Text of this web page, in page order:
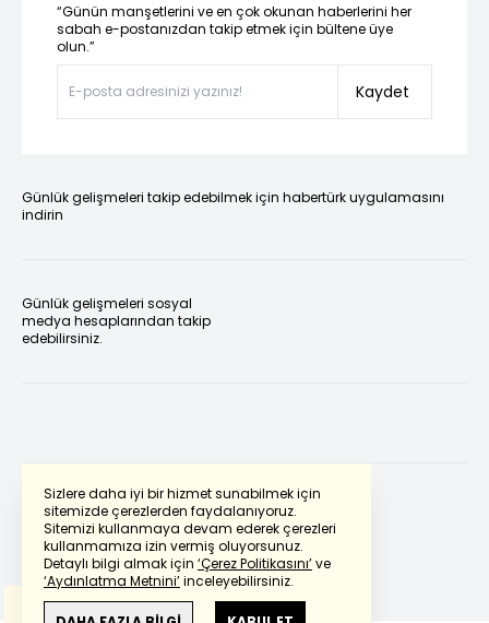
Sizlere daha iyi bir hizmet sunabilmek için
sitemizde çerezlerden faydalanıyoruz.
Sitemizi kullanmaya devam ederek çerezleri
kullanmamıza izin vermiş oluyorsunuz.
Detaylı bilgi almak için ‘Çerez Politikasını’ve
‘Aydınlatma Metnini’inceleyebilirsiniz.
“Günün manşetlerini ve en çok okunan haberlerini her
sabah e-postanızdan takip etmek için bültene üye
olun.”
Kaydet
Günlük gelişmeleri takip edebilmek için habertürk uygulamasını
indirin
Günlük gelişmeleri sosyal
medya hesaplarından takip
edebilirsiniz.
Powered by Translate
Bu çevirideGoogle Transletekullanılmıştır.